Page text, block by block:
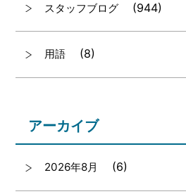
スタッフブログ (944)
用語 (8)
アーカイブ
2026年8月 (6)